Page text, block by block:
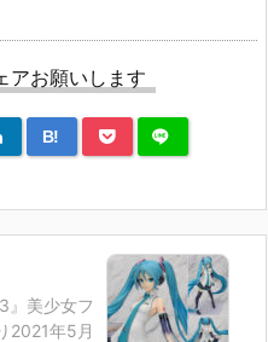
アお願いします
B!
』美少女フ
2021年5月